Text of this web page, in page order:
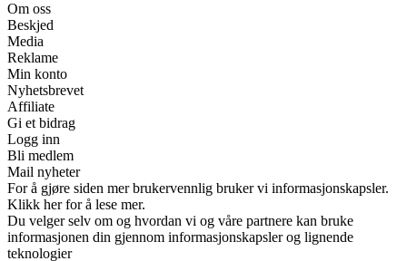
Om oss
Beskjed
Media
Reklame
Min konto
Nyhetsbrevet
Affiliate
Gi et bidrag
Logg inn
Bli medlem
Mail nyheter
For å gjøre siden mer brukervennlig bruker vi informasjonskapsler.
Klikk her for å lese mer.
Du velger selv om og hvordan vi og våre partnere kan bruke
informasjonen din gjennom informasjonskapsler og lignende
teknologier